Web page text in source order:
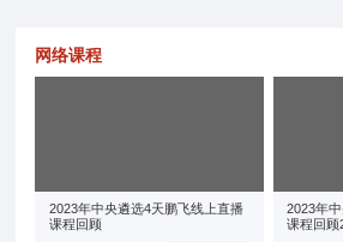
网络课程
2023年中央遴选4天鹏飞线上直播
课程回顾
2023年
课程回顾